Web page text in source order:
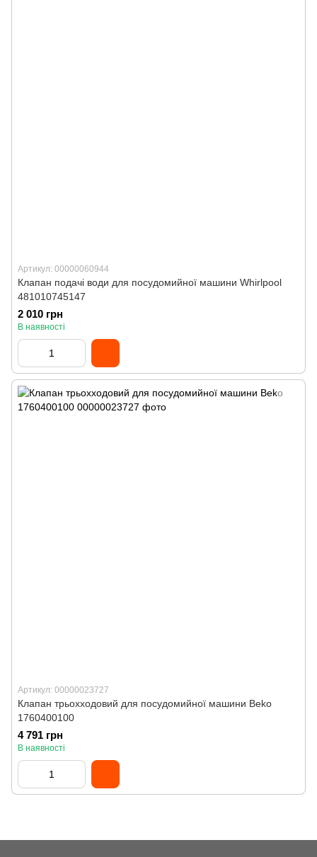
Артикул: 00000060944
Клапан подачі води для посудомийної машини Whirlpool
481010745147
2 010 грн
В наявності
Артикул: 00000023727
Клапан трьохходовий для посудомийної машини Beko
1760400100
4 791 грн
В наявності